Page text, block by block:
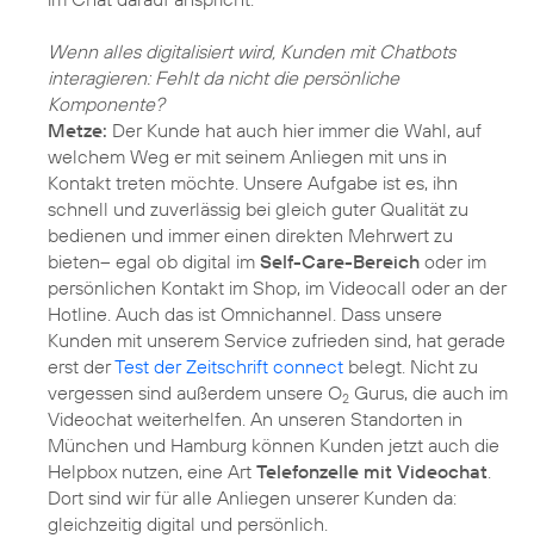
Wenn alles digitalisiert wird, Kunden mit Chatbots
interagieren: Fehlt da nicht die persönliche
Komponente?
Metze: Der Kunde hat auch hier immer die Wahl, auf
welchem Weg er mit seinem Anliegen mit uns in
Kontakt treten möchte. Unsere Aufgabe ist es, ihn
schnell und zuverlässig bei gleich guter Qualität zu
bedienen und immer einen direkten Mehrwert zu
bieten– egal ob digital im Self-Care-Bereich oder im
persönlichen Kontakt im Shop, im Videocall oder an der
Hotline. Auch das ist Omnichannel. Dass unsere
Kunden mit unserem Service zufrieden sind, hat gerade
erst derTest der Zeitschrift connect belegt. Nicht zu
vergessen sind außerdem unsere O2 Gurus, die auch im
Videochat weiterhelfen. An unseren Standorten in
München und Hamburg können Kunden jetzt auch die
Helpbox nutzen, eine Art Telefonzelle mit Videochat.
Dort sind wir für alle Anliegen unserer Kunden da:
gleichzeitig digital und persönlich.